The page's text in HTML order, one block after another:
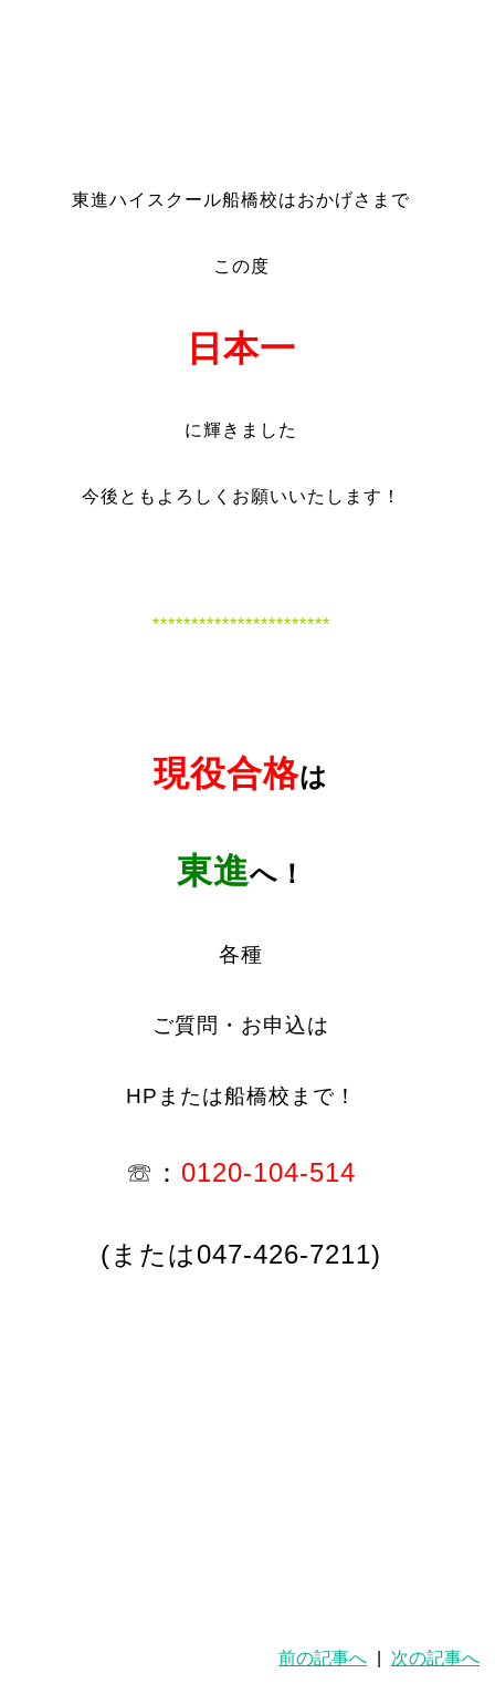
東進ハイスクール船橋校はおかげさまで
この度
日本一
に輝きました
今後ともよろしくお願いいたします！
***********************
現役合格は
東進へ！
各種
ご質問・お申込は
HPまたは船橋校まで！
☏： 0120-104-514
(または047-426-7211)
前の記事へ 次の記事へ